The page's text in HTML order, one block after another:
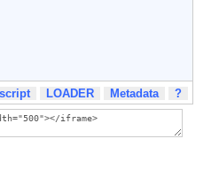
LOADER Metadata ?